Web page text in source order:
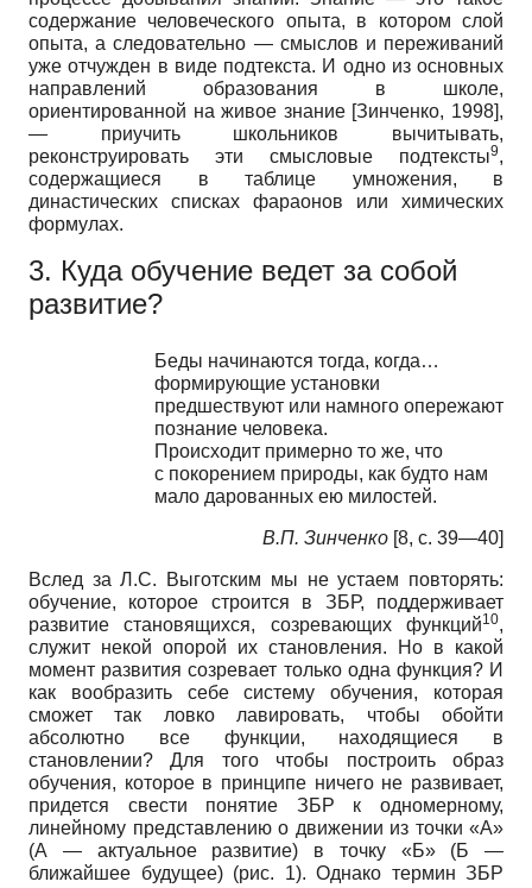
содержание человеческого опыта, в котором слой
опыта, а следовательно — смыслов и переживаний
уже отчужден в виде подтекста. И одно из основных
направлений образования в школе,
ориентированной на живое знание [Зинченко, 1998],
— приучить школьников вычитывать,
реконструировать эти смысловые подтексты9,
содержащиеся в таблице умножения, в
династических списках фараонов или химических
формулах.
3. Куда обучение ведет за собой
развитие?
Беды начинаются тогда, когда…
формирующие установки
предшествуют или намного опережают
познание человека.
Происходит примерно то же, что
с покорением природы, как будто нам
мало дарованных ею милостей.
В.П. Зинченко [8, c. 39—40]
Вслед за Л.С. Выготским мы не устаем повторять:
обучение, которое строится в ЗБР, поддерживает
развитие становящихся, созревающих функций10,
служит некой опорой их становления. Но в какой
момент развития созревает только одна функция? И
как вообразить себе систему обучения, которая
сможет так ловко лавировать, чтобы обойти
абсолютно все функции, находящиеся в
становлении? Для того чтобы построить образ
обучения, которое в принципе ничего не развивает,
придется свести понятие ЗБР к одномерному,
линейному представлению о движении из точки «А»
(А — актуальное развитие) в точку «Б» (Б —
ближайшее будущее) (рис. 1). Однако термин ЗБР